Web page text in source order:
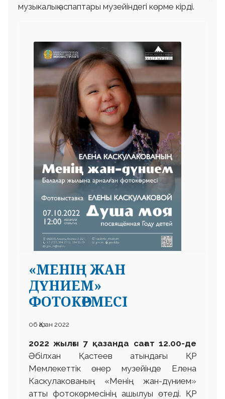
музыкалық аспаптары музейіндегі көрме кірді.
«МЕНІҢ ЖАН
ДҮНИЕМ»
ФОТОКӨРМЕСІ
06 Қазан 2022
2022 жылғы 7 қазанда сағат 12.00-де
Әбілхан Қастеев атындағы ҚР
Мемлекеттік өнер музейінде Елена
Каскулакованың «Менің жан-дүнием»
атты фотокөрмесінің ашылуы өтеді. ҚР